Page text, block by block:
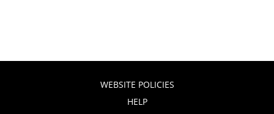
WEBSITE POLICIES
HELP